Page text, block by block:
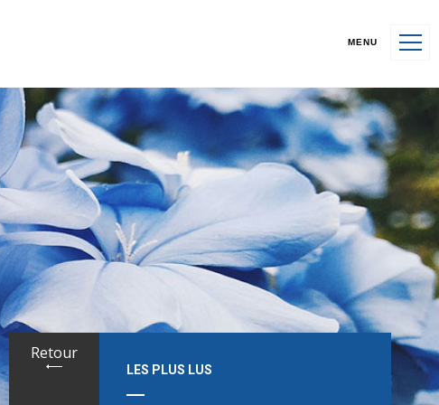
MENU
Retour
LES PLUS LUS